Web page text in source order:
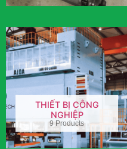
THIẾT BỊ CÔNG
NGHIỆP
9 Products